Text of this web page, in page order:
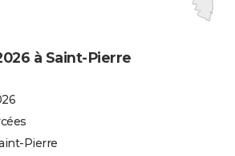
à Saint-Pierre
Pierre